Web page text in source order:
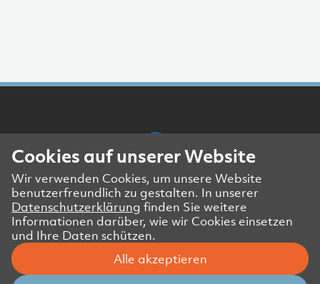
Presse- und Medienkontakt
Impressum
Datenschutzerklärung Website
Datenschutzerklärung Geschäftspartner
© Amstein + Walthert Holding AG
Cookies auf unserer Website
Wir verwenden Cookies, um unsere Website
benutzerfreundlich zu gestalten. In unserer
Datenschutzerklärung finden Sie weitere
Informationen darüber, wie wir Cookies einsetzen
und Ihre Daten schützen.
Alle akzeptieren